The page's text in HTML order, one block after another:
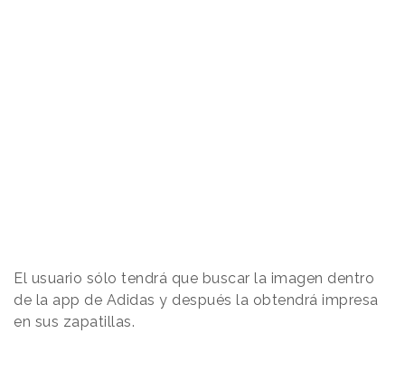
El usuario sólo tendrá que buscar la imagen dentro
de la app de Adidas y después la obtendrá impresa
en sus zapatillas.